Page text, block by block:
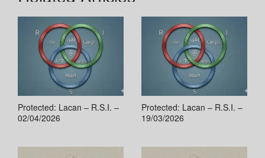
Protected: Lacan – R.S.I. –
02/04/2026
Protected: Lacan – R.S.I. –
19/03/2026